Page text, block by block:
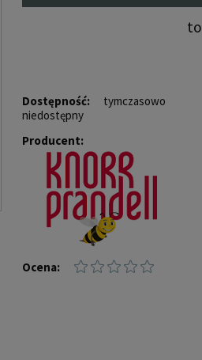
Dostępność:
tymczasowo
niedostępny
Producent:
Ocena: